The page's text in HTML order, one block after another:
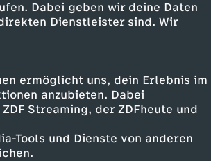
Dabei geben wir deine Daten
Dienstleister sind. Wir
ermöglicht uns, dein Erlebnis im
anzubieten. Dabei
Streaming, der ZDFheute und
Tools und Dienste von anderen